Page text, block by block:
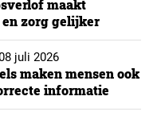
maakt
zorg gelijker
juli 2026
maken mensen ook
informatie